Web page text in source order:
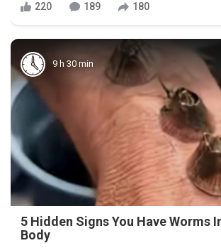
220 189 180
9 h 30 min
5 Hidden Signs You Have Worms
Body